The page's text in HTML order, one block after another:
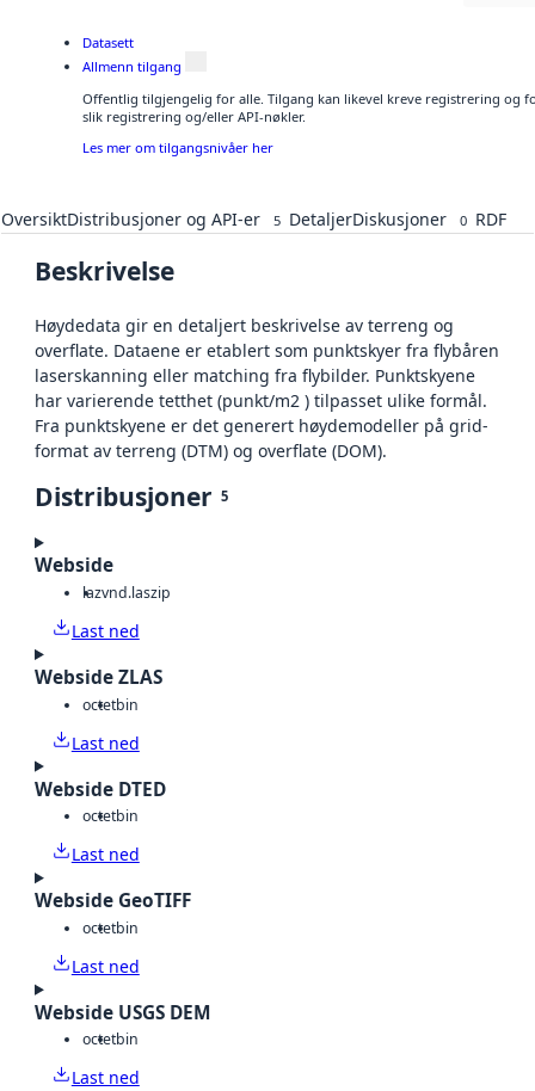
Datasett
Allmenn tilgang
Offentlig tilgjengelig for alle. Tilgang kan likevel kreve registrering og
slik registrering og/eller API-nøkler.
Les mer om tilgangsnivåer her
OversiktDistribusjoner og API-er 5 DetaljerDiskusjoner 0 RDF
Beskrivelse
Høydedata gir en detaljert beskrivelse av terreng og
overflate. Dataene er etablert som punktskyer fra flybåren
laserskanning eller matching fra flybilder. Punktskyene
har varierende tetthet (punkt/m2 ) tilpasset ulike formål.
Fra punktskyene er det generert høydemodeller på grid-
format av terreng (DTM) og overflate (DOM).
Distribusjoner 5
Webside
lazvnd.laszip
Last ned
Webside ZLAS
octetbin
Last ned
Webside DTED
octetbin
Last ned
Webside GeoTIFF
octetbin
Last ned
Webside USGS DEM
octetbin
Last ned